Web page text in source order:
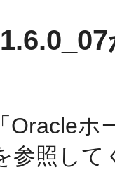
Oracleホ
参照し